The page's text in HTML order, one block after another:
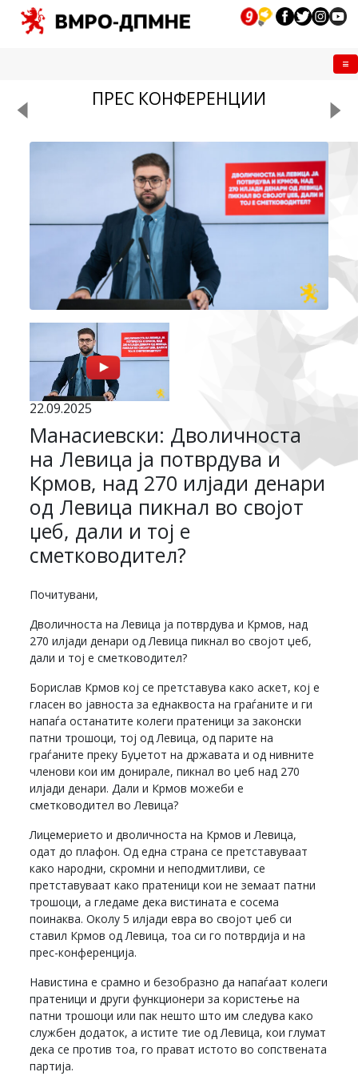
ПРЕС КОНФЕРЕНЦИИ
22.09.2025
Манасиевски: Дволичноста
на Левица ја потврдува и
Крмов, над 270 илјади денари
од Левица пикнал во својот
џеб, дали и тој е
сметководител?
Почитувани,
Дволичноста на Левица ја потврдува и Крмов, над
270 илјади денари од Левица пикнал во својот џеб,
дали и тој е сметководител?
Борислав Крмов кој се претставува како аскет, кој е
гласен во јавноста за еднаквоста на граѓаните и ги
напаѓа останатите колеги пратеници за законски
патни трошоци, тој од Левица, од парите на
граѓаните преку Буџетот на државата и од нивните
членови кои им донирале, пикнал во џеб над 270
илјади денари. Дали и Крмов можеби е
сметководител во Левица?
Лицемерието и дволичноста на Крмов и Левица,
одат до плафон. Од една страна се претставуваат
како народни, скромни и неподмитливи, се
претставуваат како пратеници кои не земаат патни
трошоци, а гледаме дека вистината е сосема
поинаква. Околу 5 илјади евра во својот џеб си
ставил Крмов од Левица, тоа си го потврдија и на
прес-конференција.
Навистина е срамно и безобразно да напаѓаат колеги
пратеници и други функционери за користење на
патни трошоци или пак нешто што им следува како
службен додаток, а истите тие од Левица, кои глумат
дека се против тоа, го прават истото во сопствената
партија.